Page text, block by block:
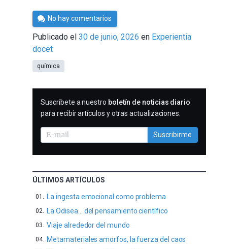
Por
César
Tomé
No hay comentarios
Publicado el30 de junio, 2026 en Experientia
docet
química
SUSCRIBIRME
Suscríbete a nuestro boletín de noticias diario
para recibir artículos y otras actualizaciones.
Suscribirme
ÚLTIMOS ARTÍCULOS
La ingesta emocional como problema
La Odisea… del pensamiento científico
Viaje alrededor del mundo
Metamateriales amorfos, la fuerza del caos